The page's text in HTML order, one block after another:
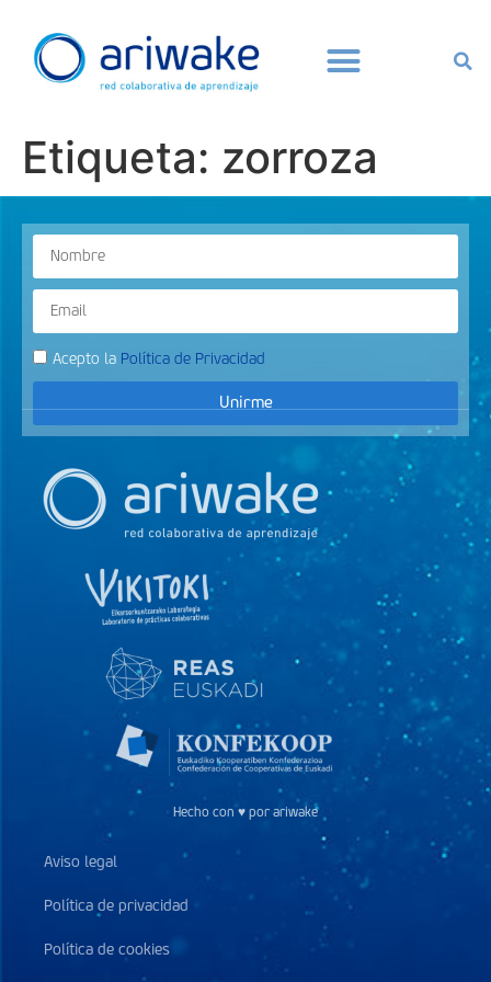
Etiqueta: zorroza
Acepto la Política de Privacidad
Unirme
Hecho con ♥ por ariwake
Aviso legal
Política de privacidad
Política de cookies